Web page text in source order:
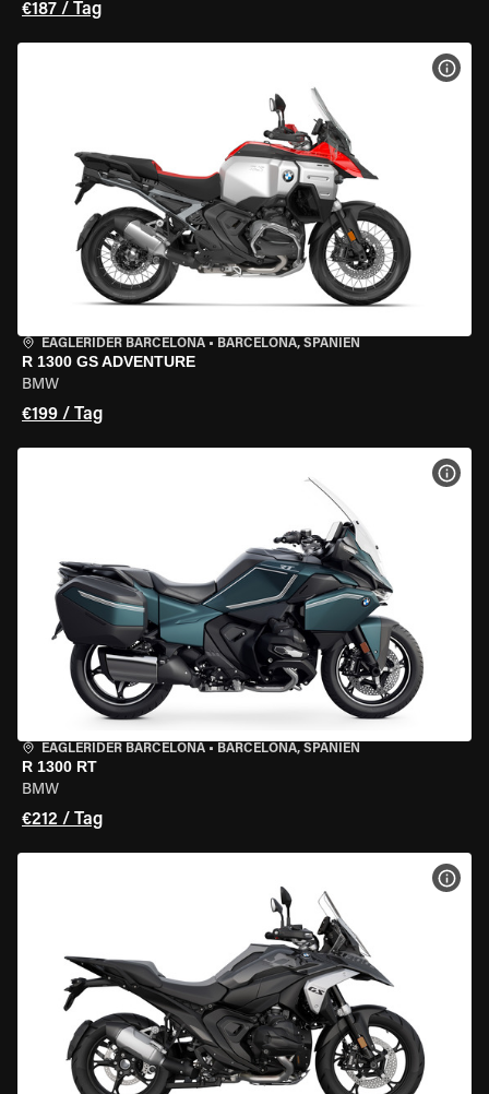
€187 / Tag
EAGLERIDER BARCELONA • BARCELONA, SPANIEN
R 1300 GS ADVENTURE
BMW
€199 / Tag
EAGLERIDER BARCELONA • BARCELONA, SPANIEN
R 1300 RT
BMW
€212 / Tag